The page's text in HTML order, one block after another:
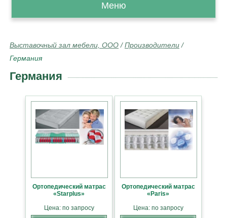
Меню
Выставочный зал мебели, ООО /Производители /
Германия
Германия
Ортопедический матрас
«Starplus»
Цена: по запросу
Ортопедический матрас
«Paris»
Цена: по запросу